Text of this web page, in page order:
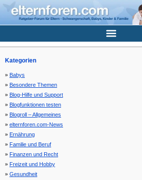
Kategorien
Babys
Besondere Themen
Blog-Hilfe und Support
Blogfunktionen testen
Blogroll – Allgemeines
elternforen.com-News
Ernährung
Familie und Beruf
Finanzen und Recht
Freizeit und Hobby
Gesundheit